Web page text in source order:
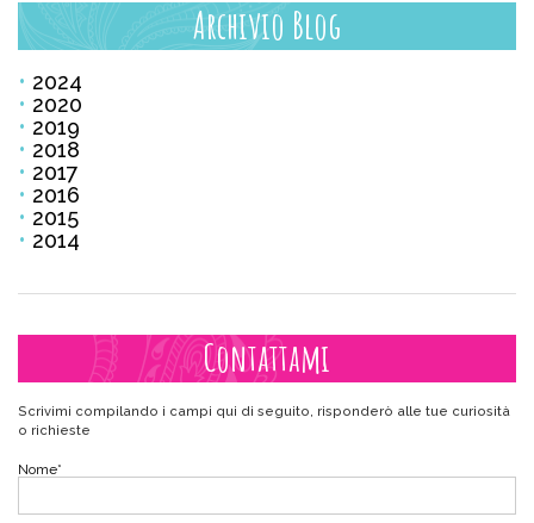
Archivio Blog
2024
2020
2019
2018
2017
2016
2015
2014
Contattami
Scrivimi compilando i campi qui di seguito, risponderò alle tue curiosità
o richieste
Nome*